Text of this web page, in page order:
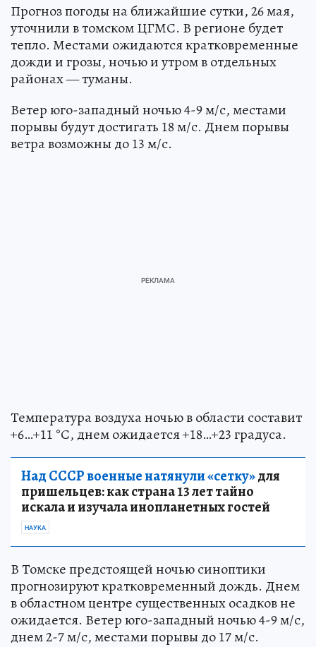
Прогноз погоды на ближайшие сутки, 26 мая,
уточнили в томском ЦГМС. В регионе будет
тепло. Местами ожидаются кратковременные
дожди и грозы, ночью и утром в отдельных
районах — туманы.
Ветер юго-западный ночью 4-9 м/с, местами
порывы будут достигать 18 м/с. Днем порывы
ветра возможны до 13 м/с.
Температура воздуха ночью в области составит
+6…+11 °С, днем ожидается +18…+23 градуса.
Над СССР военные натянули «сетку»для
пришельцев: как страна 13 лет тайно
искала и изучала инопланетных гостей
НАУКА
В Томске предстоящей ночью синоптики
прогнозируют кратковременный дождь. Днем
в областном центре существенных осадков не
ожидается. Ветер юго-западный ночью 4-9 м/с,
днем 2-7 м/с, местами порывы до 17 м/с.